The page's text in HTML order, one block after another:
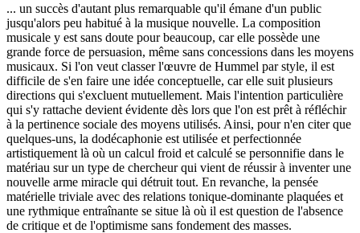
... un succès d'autant plus remarquable qu'il émane d'un public
jusqu'alors peu habitué à la musique nouvelle. La composition
musicale y est sans doute pour beaucoup, car elle possède une
grande force de persuasion, même sans concessions dans les moyens
musicaux. Si l'on veut classer l'œuvre de Hummel par style, il est
difficile de s'en faire une idée conceptuelle, car elle suit plusieurs
directions qui s'excluent mutuellement. Mais l'intention particulière
qui s'y rattache devient évidente dès lors que l'on est prêt à réfléchir
à la pertinence sociale des moyens utilisés. Ainsi, pour n'en citer que
quelques-uns, la dodécaphonie est utilisée et perfectionnée
artistiquement là où un calcul froid et calculé se personnifie dans le
matériau sur un type de chercheur qui vient de réussir à inventer une
nouvelle arme miracle qui détruit tout. En revanche, la pensée
matérielle triviale avec des relations tonique-dominante plaquées et
une rythmique entraînante se situe là où il est question de l'absence
de critique et de l'optimisme sans fondement des masses.